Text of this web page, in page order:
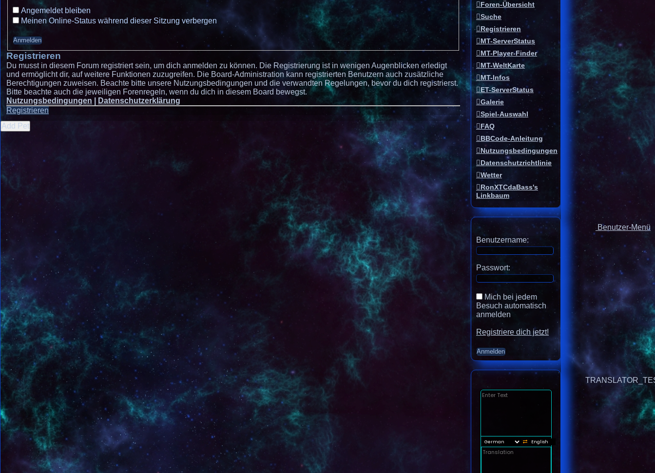
Angemeldet bleiben
Meinen Online-Status während dieser Sitzung verbergen
Registrieren
Du musst in diesem Forum registriert sein, um dich anmelden zu können. Die Registrierung ist in wenigen Augenblicken erledigt
und ermöglicht dir, auf weitere Funktionen zuzugreifen. Die Board-Administration kann registrierten Benutzern auch zusätzliche
Berechtigungen zuweisen. Beachte bitte unsere Nutzungsbedingungen und die verwandten Regelungen, bevor du dich registrierst.
Bitte beachte auch die jeweiligen Forenregeln, wenn du dich in diesem Board bewegst.
Nutzungsbedingungen
Datenschutzerklärung
Registrieren
Add Pet
Foren-Übersicht
Suche
Registrieren
MT-ServerStatus
MT-Player-Finder
MT-WeltKarte
MT-Infos
ET-ServerStatus
Galerie
Spiel-Auswahl
FAQ
BBCode-Anleitung
Nutzungsbedingungen
Datenschutzrichtlinie
Wetter
RonXTCdaBass's
Linkbaum
Benutzer-Menü
Benutzername:
Passwort:
Mich bei jedem
Besuch automatisch
anmelden
Registriere dich jetzt!